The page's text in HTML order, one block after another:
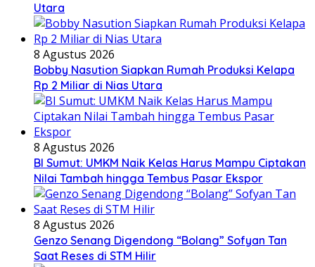
Utara
8 Agustus 2026
Bobby Nasution Siapkan Rumah Produksi Kelapa
Rp 2 Miliar di Nias Utara
8 Agustus 2026
BI Sumut: UMKM Naik Kelas Harus Mampu Ciptakan
Nilai Tambah hingga Tembus Pasar Ekspor
8 Agustus 2026
Genzo Senang Digendong “Bolang” Sofyan Tan
Saat Reses di STM Hilir